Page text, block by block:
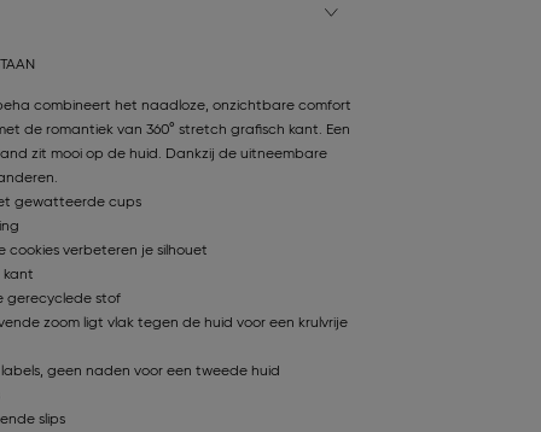
beha combineert het naadloze, onzichtbare comfort
de romantiek van 360° stretch grafisch kant. Een
zit mooi op de huid. Dankzij de uitneembare
gewatteerde cups
cookies verbeteren je silhouet
kant
gerecyclede stof
zoom ligt vlak tegen de huid voor een krulvrije
geen naden voor een tweede huid
slips